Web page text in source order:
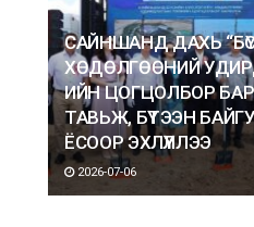
САЙНШАНД ДАХЬ
ХӨДӨЛГӨӨНИЙ
ИЙН ЦОГЦОЛБОР
ТАВЬЖ, БҮТЭЭН
ЁСООР ЭХЛҮҮЛЛЭЭ
2026-07-06